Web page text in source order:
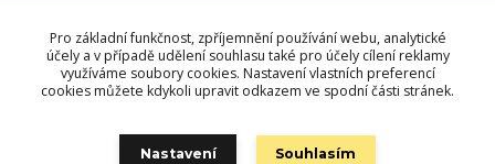
Pro základní funkčnost, zpříjemnění používání webu, analytické
účely a v případě udělení souhlasu také pro účely cílení reklamy
využíváme soubory cookies. Nastavení vlastních preferencí
cookies můžete kdykoli upravit odkazem ve spodní části stránek.
Nastavení Souhlasím